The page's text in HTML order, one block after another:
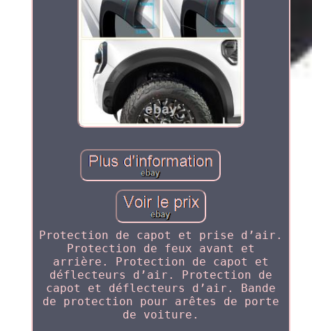
Protection de capot et prise d’air.
Protection de feux avant et
arrière. Protection de capot et
déflecteurs d’air. Protection de
capot et déflecteurs d’air. Bande
de protection pour arêtes de porte
de voiture.